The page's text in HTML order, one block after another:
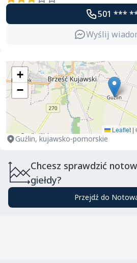
501 ***
Wyślij
+
−
Leaflet |
Guźlin, kujawsko-pomorskie
Chcesz sprawdzić
giełdy?
Przejdź do